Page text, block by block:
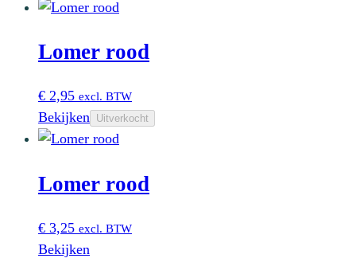
Lomer rood
€ 2,95 excl. BTW
Bekijken Uitverkocht
Lomer rood
€ 3,25 excl. BTW
Bekijken